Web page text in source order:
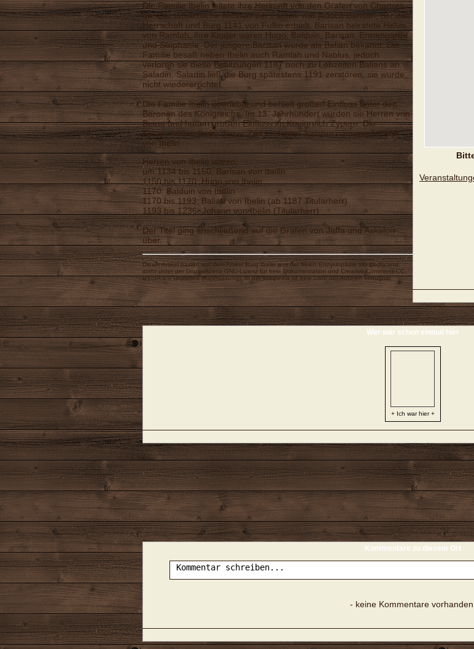
Die Familie Ibelin leitete ihre Herkunft von den Grafen von Chartres
ab. Der tatsächliche Ahnherr der Familie war jedoch Barisan, der die
Herrschaft und Burg 1141 von Fulko erhielt. Barisan heiratete Helvis
von Ramlah, ihre Kinder waren Hugo, Balduin, Barisan, Ermengarde
und Stephanie. Der jüngere Barisan wurde als Balian bekannt. Die
Familie besaß neben Ibelin auch Ramlah und Nablus, jedoch
verloren sie diese Besitzungen 1187 noch zu Lebzeiten Balians an
Saladin. Saladin ließ die Burg spätestens 1191 zerstören, sie wurde
nicht wiedererrichtet.
Die Familie Ibelin überlebte und behielt großen Einfluss unter den
Baronen des Königreichs. Im 13. Jahrhundert wurden sie Herren von
Beirut und hatten großen Einfluss im Königreich Zypern. Die
bekanntesten Ibelin dieser Zeit sind zwei Juristen namens Johann
von Ibelin.
Herren von Ibelin waren:
um 1134 bis 1150: Barisan von Ibelin
1150 bis 1170: Hugo von Ibelin
1170: Balduin von Ibelin
1170 bis 1193: Balian von Ibelin (ab 1187 Titularherr)
1193 bis 1236: Johann von Ibelin (Titularherr)
Der Titel ging anschließend auf die Grafen von Jaffa und Askalon
über.
Dieser Artikel basiert auf dem ArtikelBurg Ibelinaus der freien EnzyklopädieWikipediaund
steht unter der Doppellizenz GNU-Lizenz für freie Dokumentation und Creative Commons CC-
BY-SA 3.0 Unported(Kurzfassung). In der Wikipedia ist eineListe der Autorenverfügbar.
Wer war schon einmal hier
+ Ich war hier +
Kommentare zu diesem Ort
- keine Kommentare